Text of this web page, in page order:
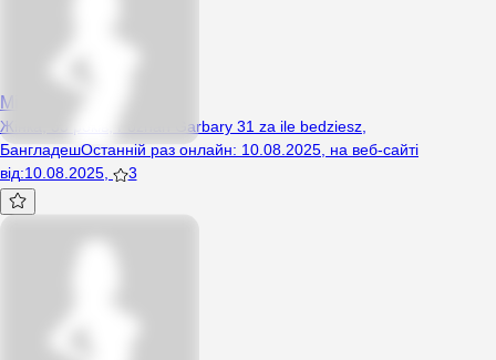
Miaribf
Жінка, 33 років, Poznan Garbary 31 za ile bedziesz,
БангладешОстанній раз онлайн: 10.08.2025 на веб-сайті
від:10.08.2025 3